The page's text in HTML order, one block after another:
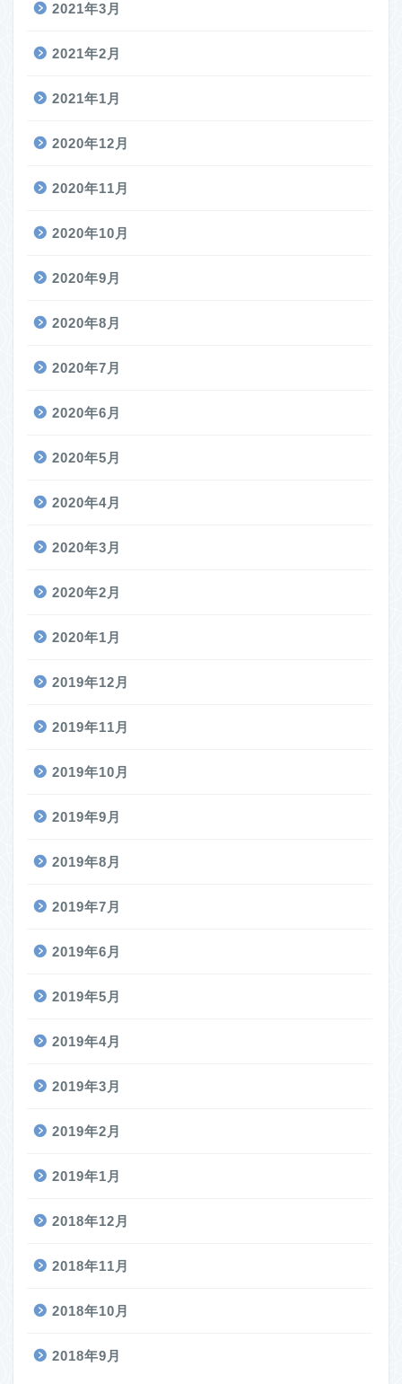
2021年3月
2021年2月
2021年1月
2020年12月
2020年11月
2020年10月
2020年9月
2020年8月
2020年7月
2020年6月
2020年5月
2020年4月
2020年3月
2020年2月
2020年1月
2019年12月
2019年11月
2019年10月
2019年9月
2019年8月
2019年7月
2019年6月
2019年5月
2019年4月
2019年3月
2019年2月
2019年1月
2018年12月
2018年11月
2018年10月
2018年9月